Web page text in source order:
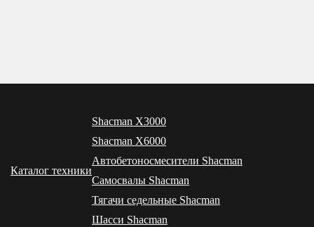
Каталог техники
Shacman X3000
Shacman X6000
Автобетоносмесители Shacman
Самосвалы Shacman
Тягачи седельные Shacman
Шасси Shacman